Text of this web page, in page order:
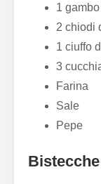
1
2 chiodi
1 ciuffo
3
Farina
Sale
Pepe